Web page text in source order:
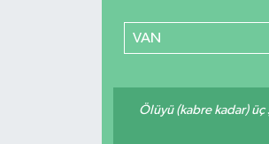
VAN
Ölüyü (kabre kadar)
Programlar